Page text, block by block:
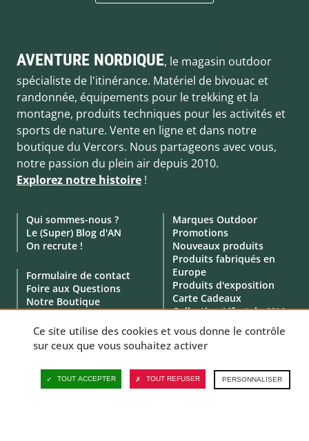
AVENTURE NORDIQUE, le magasin outdoor
spécialiste de l'itinérance. Matériel de bivouac et
randonnée, équipements pour le trekking et la
montagne, produits techniques pour les activités et
sports de nature. Vente en ligne et dans notre
boutique du Vercors. Nous partageons avec vous,
notre passion du plein air depuis 2010.
Explorez notre histoire !
Qui sommes-nous ?
Le (Super) Blog d'AN
On recrute !
Formulaire de contact
Foire aux Questions
Notre Boutique
Click & Collect
Location de matériel
Avis clients
Marques Outdoor
Promotions
Nouveaux produits
Produits fabriqués en
Europe
Produits d'exposition
Carte Cadeaux
Collection Lifestyle AN !
Ce site utilise des cookies et vous donne le contrôle
sur ceux que vous souhaitez activer
TOUT ACCEPTER TOUT REFUSER PERSONNALISER